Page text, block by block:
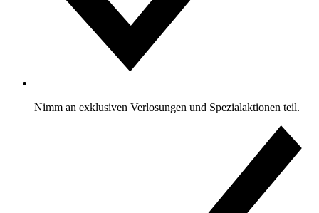
Nimm an exklusiven Verlosungen und Spezialaktionen teil.